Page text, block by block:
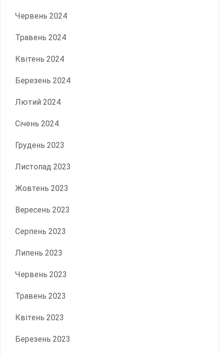
Червень 2024
Травень 2024
Квітень 2024
Березень 2024
Лютий 2024
Січень 2024
Грудень 2023
Листопад 2023
Жовтень 2023
Вересень 2023
Серпень 2023
Липень 2023
Червень 2023
Травень 2023
Квітень 2023
Березень 2023